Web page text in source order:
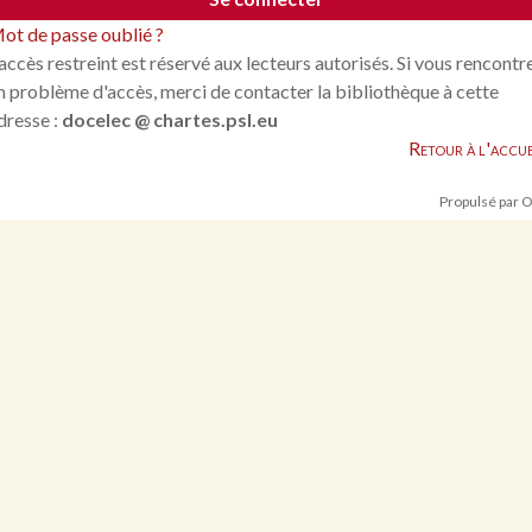
de passe oublié ?
restreint est réservé aux lecteurs autorisés. Si vous
problème d'accès, merci de contacter la bibliothèque à cette
: docelec @ chartes.psl.eu
Retour à
Propulsé par